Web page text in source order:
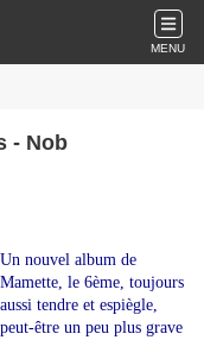
MENU
- Nob
Un nouvel album de
Mamette, le 6ème, toujours
aussi tendre et espiègle,
peut-être un peu plus grave